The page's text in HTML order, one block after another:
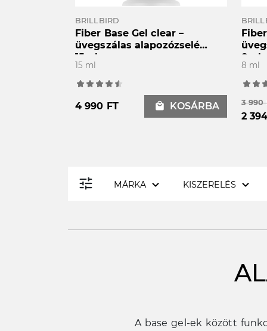
BRILLBIRD
Fiber Base Gel clear –
üvegszálas alapozózselé
15ml
15 ml
4 990 FT local_mall KOSÁRBA
8ml
8 ml
3 990
2
tune MÁRKA expand_more KISZERELÉS expand_more
A base gel-ek között